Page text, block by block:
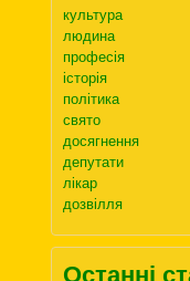
культура
людина
професія
історія
політика
свято
досягнення
депутати
лікар
дозвілля
Останні